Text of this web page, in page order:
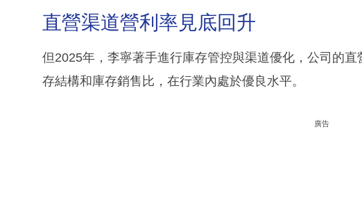
直營渠道營利率見底回升
但2025年，李寧著手進行庫存管控與渠道優化，公司的
存結構和庫存銷售比，在行業內處於優良水平。
廣告